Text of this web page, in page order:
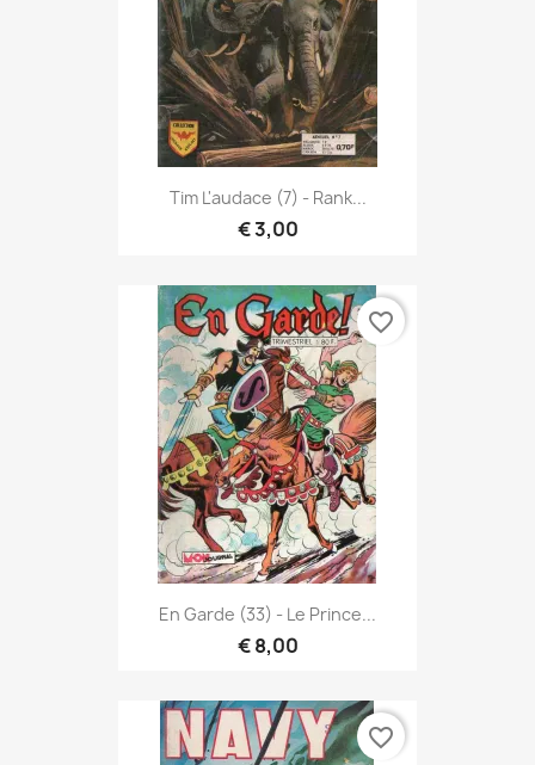
Tim L'audace (7) - Rank...
€ 3,00
En Garde (33) - Le Prince...
€ 8,00
favorite_border
favorite_border